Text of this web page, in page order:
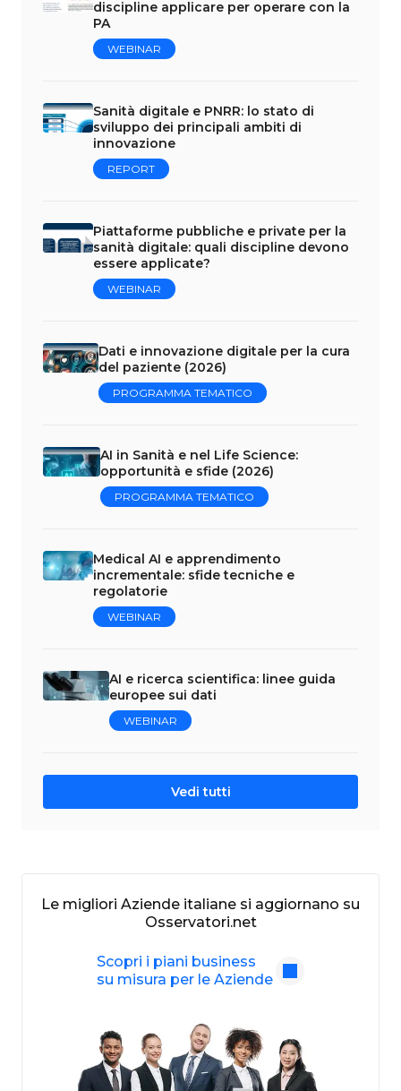
discipline applicare per operare con la
PA
WEBINAR
Sanità digitale e PNRR: lo stato di
sviluppo dei principali ambiti di
innovazione
REPORT
Piattaforme pubbliche e private per la
sanità digitale: quali discipline devono
essere applicate?
WEBINAR
Dati e innovazione digitale per la cura
del paziente (2026)
PROGRAMMA TEMATICO
AI in Sanità e nel Life Science:
opportunità e sfide (2026)
PROGRAMMA TEMATICO
Medical AI e apprendimento
incrementale: sfide tecniche e
regolatorie
WEBINAR
AI e ricerca scientifica: linee guida
europee sui dati
WEBINAR
Vedi tutti
Le migliori Aziende italiane si aggiornano su
Osservatori.net
Scopri i piani business
su misura per le Aziende